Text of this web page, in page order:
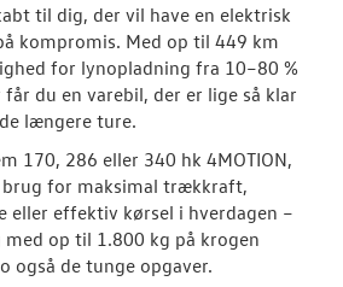
Byg din
Book en
Garanti
BRUGTE BILER
VÆRKSTED
til dig, der vil have en elektrisk
kompromis. Med op til 449 km
for lynopladning fra 10–80 %
du en varebil, der er lige så klar
længere ture.
170, 286 eller 340 hk 4MOTION,
for maksimal trækkraft,
eller effektiv kørsel i hverdagen –
med op til 1.800 kg på krogen
også de tunge opgaver.